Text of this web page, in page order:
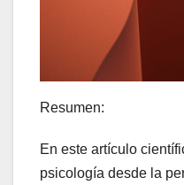
Resumen:
En este artículo
psicología desde la